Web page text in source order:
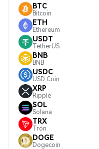
BTC
Bitcoin
ETH
Ethereum
USDT
TetherUS
BNB
BNB
USDC
USD Coin
XRP
Ripple
SOL
Solana
TRX
Tron
DOGE
Dogecoin